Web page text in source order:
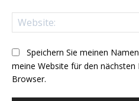
Speichern Sie meinen
meine Website für den
Browser.